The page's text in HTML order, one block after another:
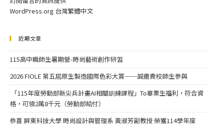
WordPress.org 台灣繁體中文
近期文章
115高中職師生暑期營-時尚藝術創作研習
2026 FIOLE 第五屆原生製造國際色彩大賞──誠邀貴校師生參與
「115年度勞動部新尖兵計畫AI相關訓練課程」To畢業生福利，符合資
格，可領2萬8千元（勞動部給付）
恭喜 屏東科技大學 時尚設計與管理系 黃淑芳副教授 榮獲114學年度